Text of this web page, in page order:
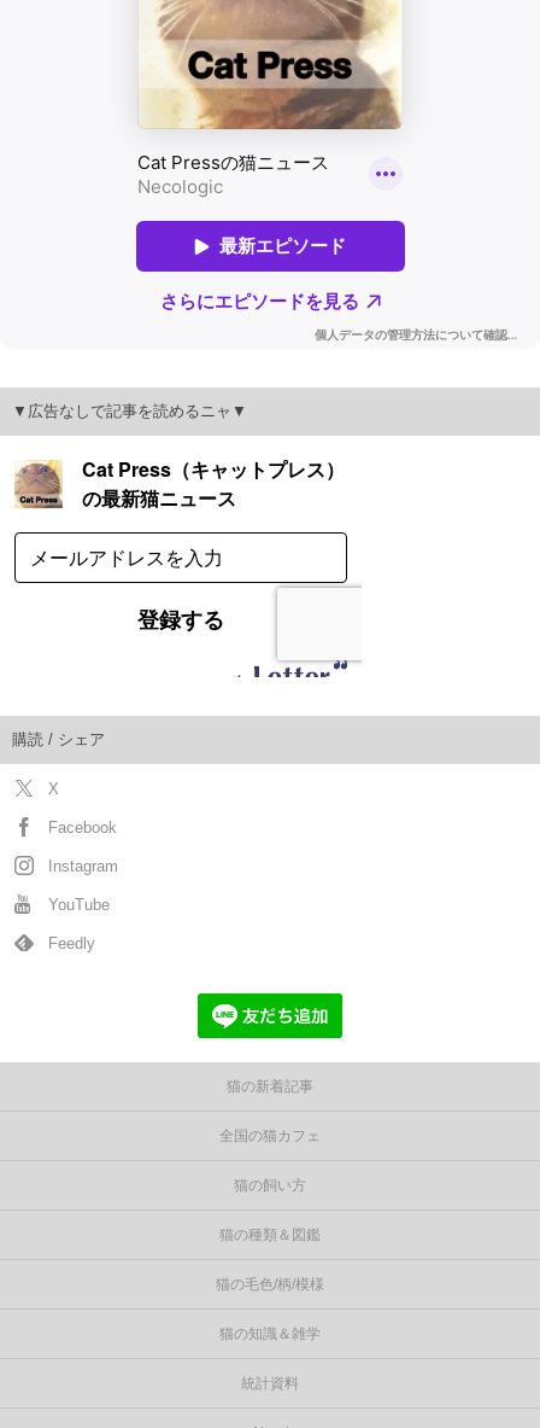
▼広告なしで記事を読めるニャ▼
購読 / シェア
X
Facebook
Instagram
YouTube
Feedly
猫の新着記事
全国の猫カフェ
猫の飼い方
猫の種類＆図鑑
猫の毛色/柄/模様
猫の知識＆雑学
統計資料